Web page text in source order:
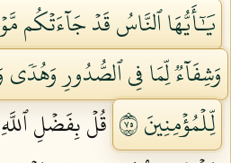
يَٰٓأَيُّهَا ٱلنَّاسُ قَدۡ جَآءَتۡكُم
وَشِفَآءٞ لِّمَا فِي ٱلصُّدُورِ وَهُدٗى
لِّلۡمُؤۡمِنِينَ ٥٧
قُلۡ بِفَضۡلِ